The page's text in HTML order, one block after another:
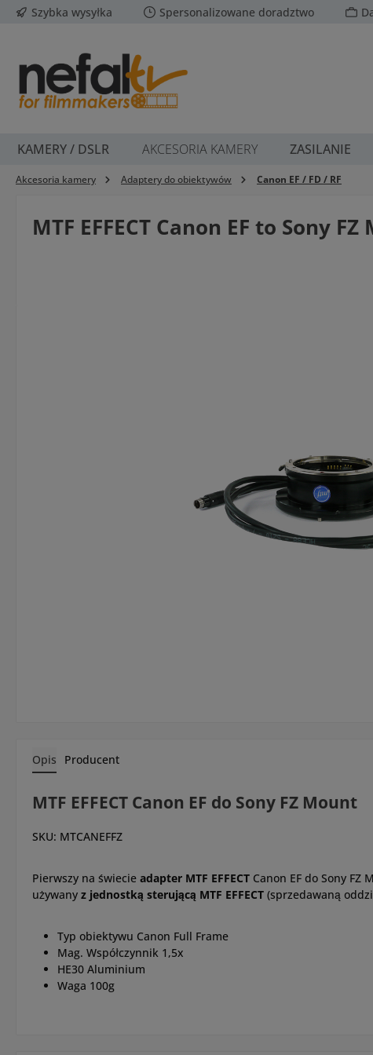
do głównej zawartości
Przejdź do wyszukiwania
Przejdź do głównej nawigacji
Szybka wysyłka Spersonalizowane doradztwo
KAMERY / DSLR AKCESORIA KAMERY ZASILANIE
Akcesoria kamery Adaptery do obiektywów Canon EF / FD / RF
MTF EFFECT Canon EF to Sony
Opis Producent
MTF EFFECT Canon EF do Sony FZ Mount
SKU: MTCANEFFZ
Pierwszy na świecie adapter MTF EFFECT Canon EF do Sony FZ
używany z jednostką sterującą MTF EFFECT (sprzedawaną
Typ obiektywu Canon Full Frame
Mag. Współczynnik 1,5x
HE30 Aluminium
Waga 100g